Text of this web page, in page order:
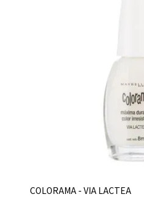
COLORAMA - VIA LACTEA